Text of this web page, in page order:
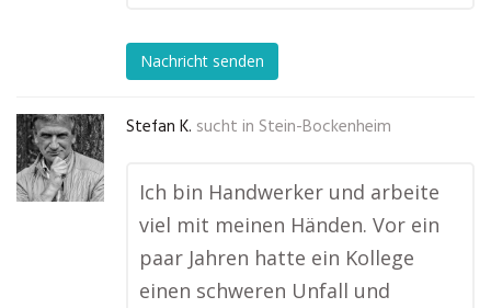
Nachricht senden
Stefan K. sucht in Stein-Bockenheim
Ich bin Handwerker und arbeite
viel mit meinen Händen. Vor ein
paar Jahren hatte ein Kollege
einen schweren Unfall und